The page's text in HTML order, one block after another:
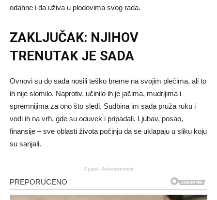
odahne i da uživa u plodovima svog rada.
ZAKLJUČAK: NJIHOV
TRENUTAK JE SADA
Ovnovi su do sada nosili teško breme na svojim plećima, ali to
ih nije slomilo. Naprotiv, učinilo ih je jačima, mudrijima i
spremnijima za ono što sledi. Sudbina im sada pruža ruku i
vodi ih na vrh, gde su oduvek i pripadali. Ljubav, posao,
finansije – sve oblasti života počinju da se uklapaju u sliku koju
su sanjali.
Oglasi - Advertisement